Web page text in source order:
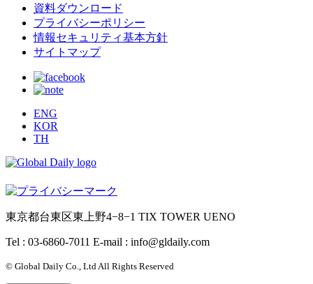
資料ダウンロード
プライバシーポリシー
情報セキュリティ基本方針
サイトマップ
ENG
KOR
TH
東京都台東区東上野4−8−1 TIX TOWER UENO
Tel : 03-6860-7011 E-mail : info@gldaily.com
© Global Daily Co., Ltd All Rights Reserved